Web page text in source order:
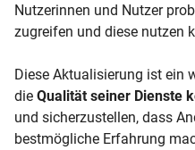
Nutzerinnen und Nutzer
zugreifen und diese nutzen
Diese Aktualisierung ist ein
die Qualität seiner Dienste
und sicherzustellen, dass
bestmögliche Erfahrung